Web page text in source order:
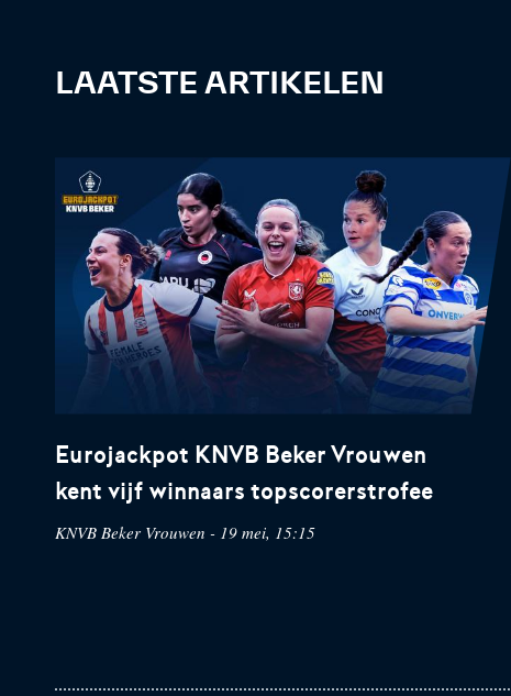
LAATSTE ARTIKELEN
Eurojackpot KNVB Beker Vrouwen
kent vijf winnaars topscorerstrofee
KNVB Beker Vrouwen - 19 mei, 15:15